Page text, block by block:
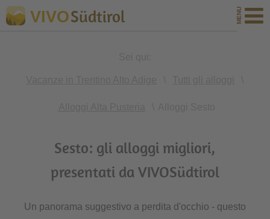
VIVOSüdtirol
Sesto: gli alloggi migliori,
presentati da VIVOSüdtirol
Un panorama suggestivo a perdita d'occhio - questo